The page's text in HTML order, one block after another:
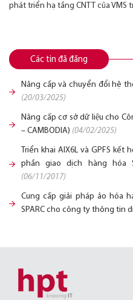
phát triển hạ tầng CNTT của VMS
Các tin đã đăng
Nâng cấp và chuyển đổi hệ
(20/03/2025)
Nâng cấp cơ sở dữ liệu cho
– CAMBODIA) (04/02/2025)
Triển khai AIX6L và GPFS kết
phần giao dịch hàng hóa
(06/11/2017)
Cung cấp giải pháp ảo hóa
SPARC cho công ty thông tin